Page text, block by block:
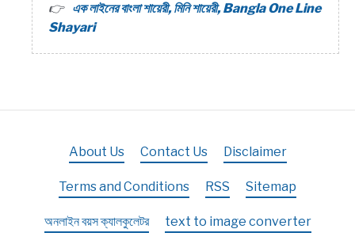
এক লাইনের বাংলা শায়েরী, মিনি শায়েরী, Bangla One Line
Shayari
About Us Contact Us Disclaimer
Terms and Conditions RSS Sitemap
অনলাইন বয়স ক্যালকুলেটর text to image converter